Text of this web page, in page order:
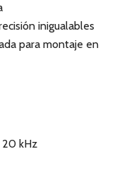
inigualables
para montaje en
20 kHz